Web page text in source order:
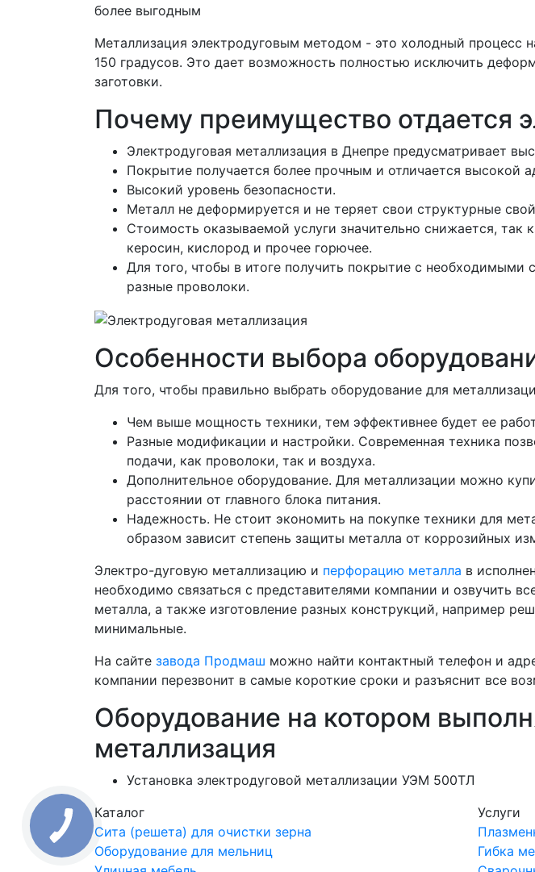
более выгодным
Металлизация электродуговым методом - это холодный процесс
150 градусов. Это дает возможность полностью исключить
заготовки.
Почему преимущество отдается
Электродуговая металлизация в Днепре предусматривает
Покрытие получается более прочным и отличается высокой
Высокий уровень безопасности.
Металл не деформируется и не теряет свои структурные
Стоимость оказываемой услуги значительно снижается, так
керосин, кислород и прочее горючее.
Для того, чтобы в итоге получить покрытие с
разные проволоки.
Особенности выбора
Для того, чтобы правильно выбрать оборудование для
Чем выше мощность техники, тем эффективнее будет ее
Разные модификации и настройки. Современная техника
подачи, как проволоки, так и воздуха.
Дополнительное оборудование. Для металлизации можно
расстоянии от главного блока питания.
Надежность. Не стоит экономить на покупке техники для
образом зависит степень защиты металла от коррозийных
Электро-дуговую металлизацию и перфорацию металла в
необходимо связаться с представителями компании и озвучить
металла, а также изготовление разных конструкций, например
минимальные.
На сайте завода Продмаш можно найти контактный телефон и
компании перезвонит в самые короткие сроки и разъяснит все
Оборудование на котором
металлизация
Установка электродуговой металлизации УЭМ 500ТЛ
Каталог
Сита (решета) для очистки зерна
Оборудование для мельниц
Услуги
Гибка